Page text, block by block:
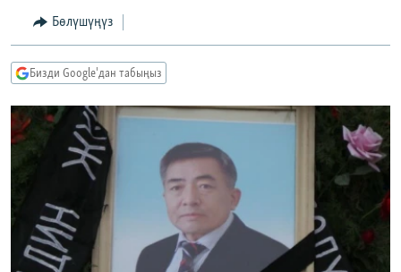
МАДАНИЯТ
ТВ ПРОГРАММАЛАР
ЭКСПЕРТТЕР ТАЛДАЙТ
БИЗ ЖАНА ДҮЙНӨ
ДАНИСТЕ
ЭЖЕ-СИҢДИЛЕР
АЗАТТЫК+
ЫҢГАЙСЫЗ СУРООЛОР
ӨЗГӨЧӨ ПИКИР
Русский
ОНЛАЙН ШЕРИНЕ
Бөлүшүңүз
Бизди Google'дан табыңыз